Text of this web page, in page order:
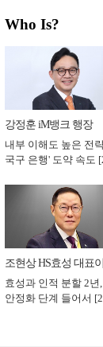
Who Is?
강정훈 iM뱅크 행장
내부 이해도 높은 전
국구 은행' 도약 속도
조현상 HS효성 대표
회장
효성과 인적 분할 2년
안정화 단계 들어서